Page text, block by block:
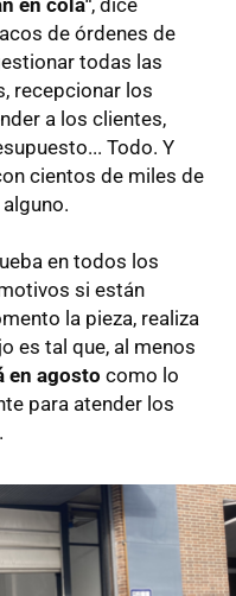
de órdenes de
todas las
recepcionar los
a los clientes,
Todo. Y
cientos de miles de
en todos los
si están
la pieza, realiza
es tal que, al menos
en agosto como lo
para atender los